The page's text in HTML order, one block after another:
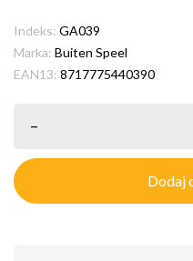
Indeks: GA039
Marka: Buiten Speel
EAN13: 8717775440390
–
Dodaj